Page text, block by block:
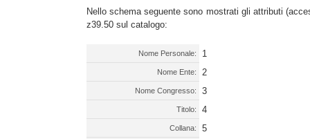
Nello schema seguente sono mostrati gli attributi
z39.50 sul catalogo:
Nome Personale: 1
Nome Ente: 2
Nome Congresso: 3
Titolo: 4
Collana: 5